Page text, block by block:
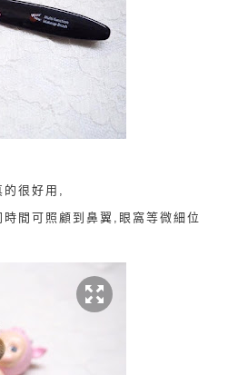
的很好用,
間可照顧到 鼻翼,眼窩等微細位